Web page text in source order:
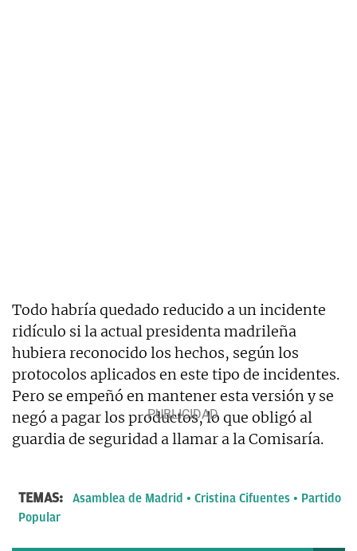
Todo habría quedado reducido a un incidente
ridículo si la actual presidenta madrileña
hubiera reconocido los hechos, según los
protocolos aplicados en este tipo de incidentes.
Pero se empeñó en mantener esta versión y se
negó a pagar los productos, lo que obligó al
guardia de seguridad a llamar a la Comisaría.
TEMAS: Asamblea de Madrid Cristina Cifuentes
Partido
Popular